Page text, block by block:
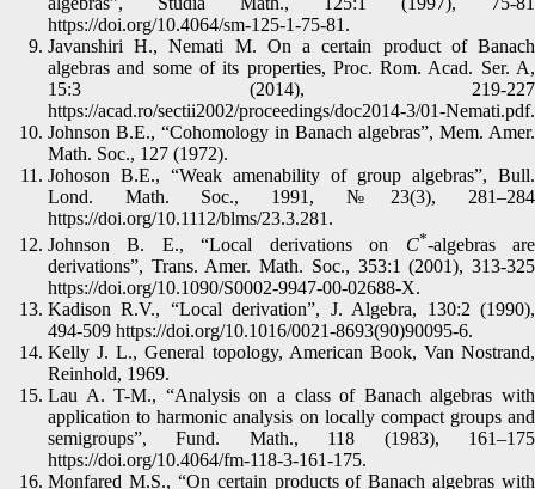
https://doi.org/10.4064/sm-125-1-75-81.
Javanshiri H., Nemati M. On a certain product of Banach
algebras and some of its properties, Proc. Rom. Acad. Ser. A,
15:3 (2014), 219-227
https://acad.ro/sectii2002/proceedings/doc2014-3/01-Nemati.pdf.
Johnson B.E., “Cohomology in Banach algebras”, Mem. Amer.
Math. Soc., 127 (1972).
Johoson B.E., “Weak amenability of group algebras”, Bull.
Lond. Math. Soc., 1991, №23(3), 281–284
https://doi.org/10.1112/blms/23.3.281.
Johnson B. E., “Local derivations on C*-algebras are
derivations”, Trans. Amer. Math. Soc., 353:1 (2001), 313-325
https://doi.org/10.1090/S0002-9947-00-02688-X.
Kadison R.V., “Local derivation”, J. Algebra, 130:2 (1990),
494-509 https://doi.org/10.1016/0021-8693(90)90095-6.
Kelly J. L., General topology, American Book, Van Nostrand,
Reinhold, 1969.
Lau A. T-M., “Analysis on a class of Banach algebras with
application to harmonic analysis on locally compact groups and
semigroups”, Fund. Math., 118 (1983), 161–175
https://doi.org/10.4064/fm-118-3-161-175.
Monfared M.S., “On certain products of Banach algebras with